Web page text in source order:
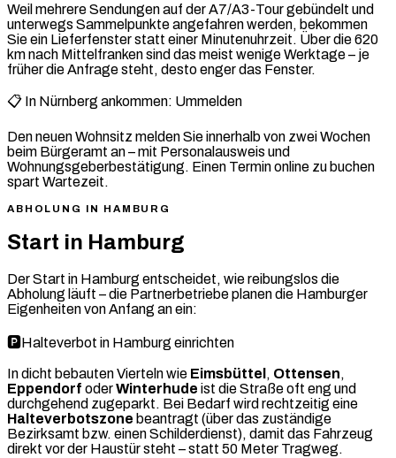
Weil mehrere Sendungen auf der A7/A3-Tour gebündelt und
unterwegs Sammelpunkte angefahren werden, bekommen
Sie ein Lieferfenster statt einer Minutenuhrzeit. Über die 620
km nach Mittelfranken sind das meist wenige Werktage – je
früher die Anfrage steht, desto enger das Fenster.
📋 In Nürnberg ankommen: Ummelden
Den neuen Wohnsitz melden Sie innerhalb von zwei Wochen
beim Bürgeramt an – mit Personalausweis und
Wohnungsgeberbestätigung. Einen Termin online zu buchen
spart Wartezeit.
ABHOLUNG IN HAMBURG
Start in Hamburg
Der Start in Hamburg entscheidet, wie reibungslos die
Abholung läuft – die Partnerbetriebe planen die Hamburger
Eigenheiten von Anfang an ein:
🅿️Halteverbot in Hamburg einrichten
In dicht bebauten Vierteln wie Eimsbüttel , Ottensen,
Eppendorf oderWinterhude ist die Straße oft eng und
durchgehend zugeparkt. Bei Bedarf wird rechtzeitig eine
Halteverbotszone beantragt (über das zuständige
Bezirksamt bzw. einen Schilderdienst), damit das Fahrzeug
direkt vor der Haustür steht – statt 50 Meter Tragweg.